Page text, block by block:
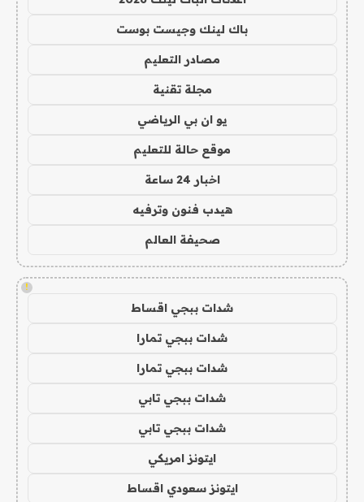
باك لينك وجيست بوست
مصادر التعليم
مجلة تقنية
يو ان بي الرياضي
موقع حالة للتعليم
اخبار 24 ساعة
هيدب فنون وترفيه
صحيفة العالم
!
شدات ببجي اقساط
شدات ببجي تمارا
شدات ببجي تمارا
شدات ببجي تابي
شدات ببجي تابي
ايتونز امريكي
ايتونز سعودي اقساط